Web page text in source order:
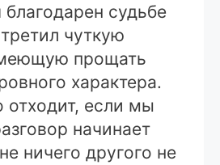
судьбе
чуткую
прощать
характера.
отходит, если мы
начинает
ничего другого не